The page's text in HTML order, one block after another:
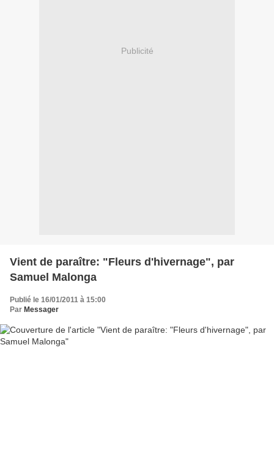
Publicité
Vient de paraître: "Fleurs d'hivernage", par
Samuel Malonga
Publié le 16/01/2011 à 15:00
Par Messager